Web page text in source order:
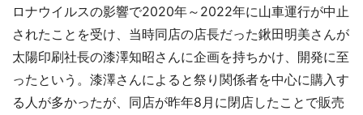
ロナウイルスの影響で2020年～2022年に山車運行が中止
されたことを受け、当時同店の店長だった鍬田明美さんが
太陽印刷社長の漆澤知昭さんに企画を持ちかけ、開発に至
ったという。漆澤さんによると祭り関係者を中心に購入す
る人が多かったが、同店が昨年8月に閉店したことで販売